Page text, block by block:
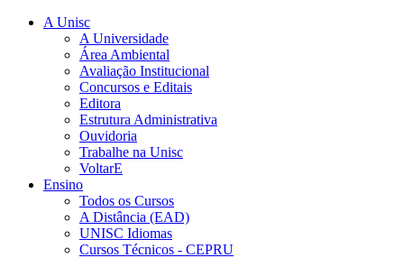
A Unisc
A Universidade
Área Ambiental
Avaliação Institucional
Concursos e Editais
Editora
Estrutura Administrativa
Ouvidoria
Trabalhe na Unisc
VoltarE
Ensino
Todos os Cursos
A Distância (EAD)
UNISC Idiomas
Cursos Técnicos - CEPRU